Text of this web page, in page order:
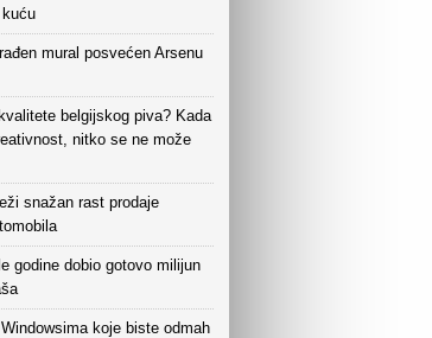
mural posvećen Arsenu
belgijskog piva? Kada
nitko se ne može
snažan rast prodaje
godine dobio gotovo milijun
koje biste odmah